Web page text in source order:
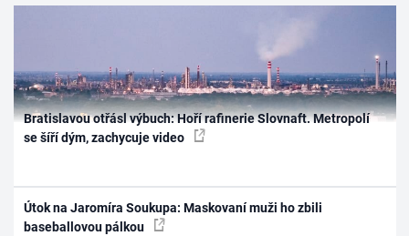
Bratislavou otřásl výbuch: Hoří rafinerie Slovnaft. Metropolí
se šíří dým, zachycuje video
Útok na Jaromíra Soukupa: Maskovaní muži ho zbili
baseballovou pálkou